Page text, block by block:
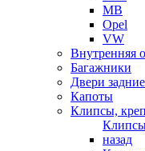
MB
Opel
VW
Внутренняя
Багажники
Двери задние
Капоты
Клипсы,
назад